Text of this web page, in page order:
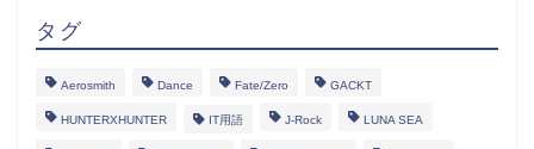
タグ
Aerosmith Dance Fate/Zero GACKT
HUNTERXHUNTER IT用語 J-Rock LUNA SEA